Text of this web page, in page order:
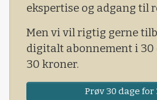
ekspertise og adgang til
Men vi vil rigtig gerne
digitalt abonnement i 30
30 kroner.
Prøv 30 dage for